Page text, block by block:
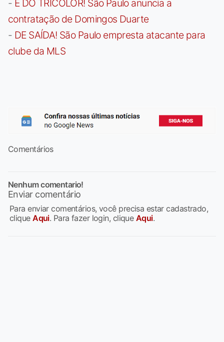
- É DO TRICOLOR! São Paulo anuncia a
contratação de Domingos Duarte
- DE SAÍDA! São Paulo empresta atacante para
clube da MLS
Comentários
Nenhum comentario!
Enviar comentário
Para enviar comentários, você precisa estar cadastrado,
cliqueAqui. Para fazer login, clique Aqui.